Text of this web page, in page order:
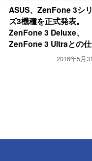
ASUS、ZenFone 3シ
ズ3機種を正式発表。
ZenFone 3 Deluxe、
ZenFone 3 Ultraとの
2016年5月